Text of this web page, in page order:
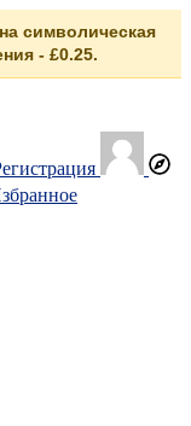
символическая
- £0.25.